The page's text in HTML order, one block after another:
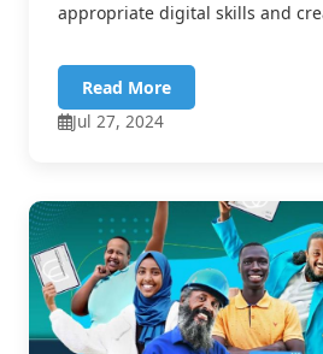
appropriate digital skills and
Read More
Jul 27, 2024